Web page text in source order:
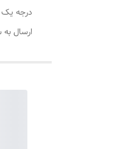
درجه یک
ارسال